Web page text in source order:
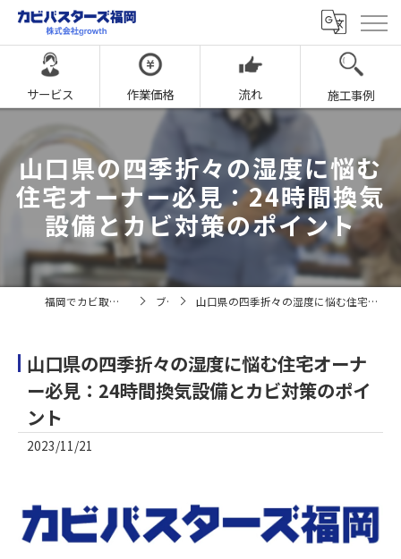
サービス 作業価格 流れ 施工事例
山口県の四季折々の湿度に悩む
住宅オーナー必見：24時間換気
設備とカビ対策のポイント
福岡でカビ取りならカビバスターズ福岡 ブログ 山口県の四季折々の湿度に悩む住宅オーナー必見：24時間換気設備とカビ対策のポイント
山口県の四季折々の湿度に悩む住宅オーナ
ー必見：24時間換気設備とカビ対策のポイ
ント
2023/11/21